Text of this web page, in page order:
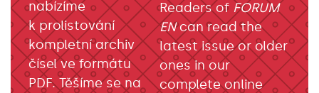
nabízíme
k prolistování
kompletní archiv
čísel ve formátu
PDF. Těšíme se na
Readers of FORUM
ENcan read the
latest issue or older
ones in our
complete online